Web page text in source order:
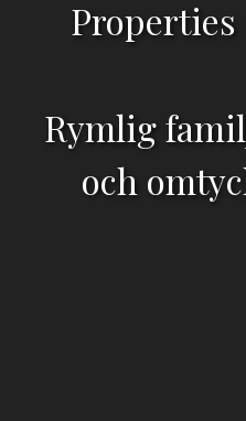
Properties
Rymlig
och